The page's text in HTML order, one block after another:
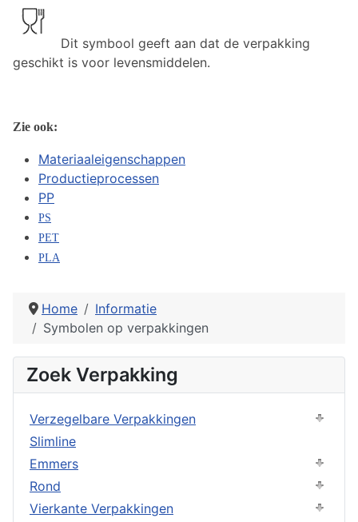
Dit symbool geeft aan dat de verpakking
geschikt is voor levensmiddelen.
Zie ook:
Materiaaleigenschappen
Productieprocessen
PP
PS
PET
PLA
Home
Informatie
Symbolen op verpakkingen
Zoek Verpakking
Verzegelbare Verpakkingen
Slimline
Emmers
Rond
Vierkante Verpakkingen